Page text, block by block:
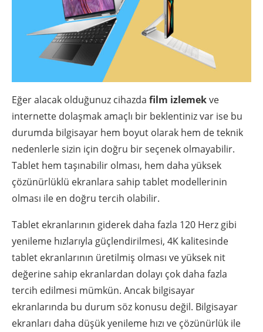
Eğer alacak olduğunuz cihazda film izlemekve
internette dolaşmak amaçlı bir beklentiniz var ise bu
durumda bilgisayar hem boyut olarak hem de teknik
nedenlerle sizin için doğru bir seçenek olmayabilir.
Tablet hem taşınabilir olması, hem daha yüksek
çözünürlüklü ekranlara sahip tablet modellerinin
olması ile en doğru tercih olabilir.
Tablet ekranlarının giderek daha fazla 120 Herz gibi
yenileme hızlarıyla güçlendirilmesi, 4K kalitesinde
tablet ekranlarının üretilmiş olması ve yüksek nit
değerine sahip ekranlardan dolayı çok daha fazla
tercih edilmesi mümkün. Ancak bilgisayar
ekranlarında bu durum söz konusu değil. Bilgisayar
ekranları daha düşük yenileme hızı ve çözünürlük ile